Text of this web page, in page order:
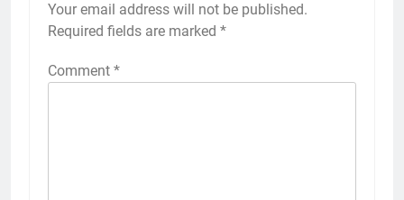
Your email address will not be published.
Required fields are marked *
Comment *